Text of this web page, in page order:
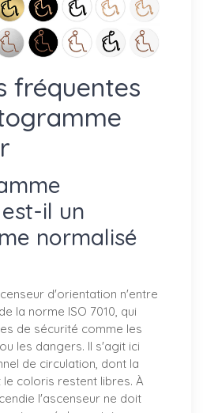
fréquentes
il un
normalisé
d'orientation n'entre
la norme ISO 7010, qui
de sécurité comme les
les dangers. Il s'agit ici
de circulation, dont la
coloris restent libres. À
l'ascenseur ne doit